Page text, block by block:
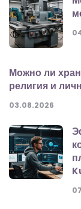
Можно ли
религия и
03.08.2026